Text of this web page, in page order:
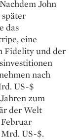
John
das
eine
Fidelity und der
nach
US-$
zum
der Welt
US-$.